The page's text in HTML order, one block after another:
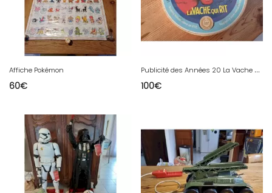
Affiche Pokémon
60€
P
ublicité des Années 20 La Vache qui Rit
100€